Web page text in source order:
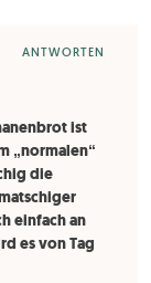
ist
„normalen“
die
einfach an
es von Tag
ANTWORTEN